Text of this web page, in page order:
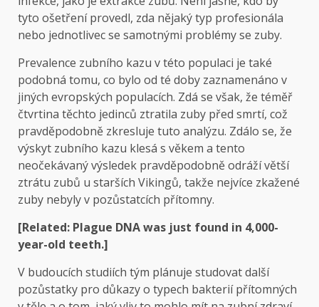
tyto ošetření provedl, zda nějaký typ profesionála
nebo jednotlivec se samotnými problémy se zuby.
Prevalence zubního kazu v této populaci je také
podobná tomu, co bylo od té doby zaznamenáno v
jiných evropských populacích. Zdá se však, že téměř
čtvrtina těchto jedinců ztratila zuby před smrtí, což
pravděpodobně zkresluje tuto analýzu. Zdálo se, že
výskyt zubního kazu klesá s věkem a tento
neočekávaný výsledek pravděpodobně odráží větší
ztrátu zubů u starších Vikingů, takže nejvíce zkažené
zuby nebyly v pozůstatcích přítomny.
[Related: Plague DNA was just found in 4,000-
year-old teeth.]
V budoucích studiích tým plánuje studovat další
pozůstatky pro důkazy o typech bakterií přítomných